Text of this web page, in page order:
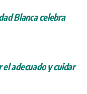
Blanca celebra
adecuado y cuidar